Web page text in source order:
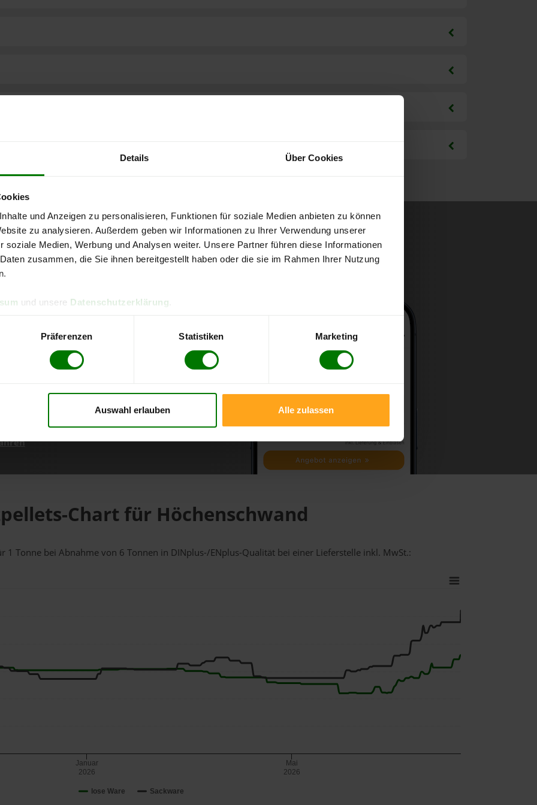
Details Über Cookies
und Anzeigen zu personalisieren, Funktionen für soziale Medien anbieten zu können
zu analysieren. Außerdem geben wir Informationen zu Ihrer Verwendung unserer
soziale Medien, Werbung und Analysen weiter. Unsere Partner führen diese Informationen
zusammen, die Sie ihnen bereitgestellt haben oder die sie im Rahmen Ihrer Nutzung
und unsere Datenschutzerklärung
Präferenzen Statistiken Marketing
Auswahl erlauben Alle zulassen
kostenlose
direkt online bestellen
aktuellen Stand
Chart für Höchenschwand
1 Tonne bei Abnahmevon 6 Tonnen in DINplus-/ENplus-Qualität bei einer Lieferstelle inkl. MwSt.:
lose Ware Sackware
Januar
2026
Mai
2026